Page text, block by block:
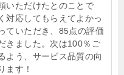
いただけたとのことで
対応してもらえてよかっ
ていただき、85点の評価
きました。次は100％ご
よう、サービス品質の向
ます！